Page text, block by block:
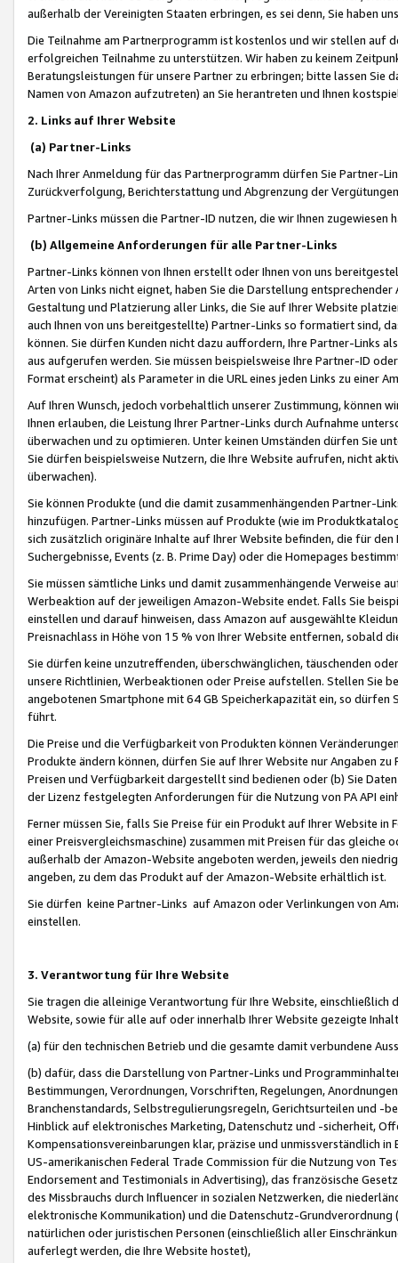
außerhalb der Vereinigten Staaten erbringen, es sei denn, Sie haben
Die Teilnahme am Partnerprogramm ist kostenlos und wir stellen auf
erfolgreichen Teilnahme zu unterstützen. Wir haben zu keinem
Beratungsleistungen für unsere Partner zu erbringen; bitte lassen Sie
Namen von Amazon aufzutreten) an Sie herantreten und Ihnen
2. Links auf Ihrer Website
(a) Partner-Links
Nach Ihrer Anmeldung für das Partnerprogramm dürfen Sie Partner-
Zurückverfolgung, Berichterstattung und Abgrenzung der
Partner-Links müssen die Partner-ID nutzen, die wir Ihnen zugewiesen
(b) Allgemeine Anforderungen für alle Partner-Links
Partner-Links können von Ihnen erstellt oder Ihnen von uns
Arten von Links nicht eignet, haben Sie die Darstellung
Gestaltung und Platzierung aller Links, die Sie auf Ihrer Website
auch Ihnen von uns bereitgestellte) Partner-Links so formatiert sind,
können. Sie dürfen Kunden nicht dazu auffordern, Ihre Partner-Links
aus aufgerufen werden. Sie müssen beispielsweise Ihre Partner-ID
Format erscheint) als Parameter in die URL eines jeden Links zu einer
Auf Ihren Wunsch, jedoch vorbehaltlich unserer Zustimmung, können
Ihnen erlauben, die Leistung Ihrer Partner-Links durch Aufnahme
überwachen und zu optimieren. Unter keinen Umständen dürfen Sie
Sie dürfen beispielsweise Nutzern, die Ihre Website aufrufen, nicht
überwachen).
Sie können Produkte (und die damit zusammenhängenden Partner-
hinzufügen. Partner-Links müssen auf Produkte (wie im
sich zusätzlich originäre Inhalte auf Ihrer Website befinden, die für
Suchergebnisse, Events (z. B. Prime Day) oder die Homepages
Sie müssen sämtliche Links und damit zusammenhängende
Werbeaktion auf der jeweiligen Amazon-Website endet. Falls Sie
einstellen und darauf hinweisen, dass Amazon auf ausgewählte
Preisnachlass in Höhe von 15 % von Ihrer Website entfernen, sobald
Sie dürfen keine unzutreffenden, überschwänglichen, täuschenden
unsere Richtlinien, Werbeaktionen oder Preise aufstellen. Stellen Sie
angebotenen Smartphone mit 64 GB Speicherkapazität ein, so dürfen
führt.
Die Preise und die Verfügbarkeit von Produkten können
Produkte ändern können, dürfen Sie auf Ihrer Website nur Angaben
Preisen und Verfügbarkeit dargestellt sind bedienen oder (b) Sie
der Lizenz festgelegten Anforderungen für die Nutzung von PA API
Ferner müssen Sie, falls Sie Preise für ein Produkt auf Ihrer Website
einer Preisvergleichsmaschine) zusammen mit Preisen für das
außerhalb der Amazon-Website angeboten werden, jeweils den
angeben, zu dem das Produkt auf der Amazon-Website erhältlich ist.
Sie dürfen keine Partner-Links auf Amazon oder Verlinkungen von
einstellen.
3. Verantwortung für Ihre Website
Sie tragen die alleinige Verantwortung für Ihre Website,
Website, sowie für alle auf oder innerhalb Ihrer Website gezeigte
(a) für den technischen Betrieb und die gesamte damit verbundene
(b) dafür, dass die Darstellung von Partner-Links und
Bestimmungen, Verordnungen, Vorschriften, Regelungen,
Branchenstandards, Selbstregulierungsregeln, Gerichtsurteilen und -
Hinblick auf elektronisches Marketing, Datenschutz und -sicherheit,
Kompensationsvereinbarungen klar, präzise und unmissverständlich
US-amerikanischen Federal Trade Commission für die Nutzung von
Endorsement and Testimonials in Advertising), das französische
des Missbrauchs durch Influencer in sozialen Netzwerken, die
elektronische Kommunikation) und die Datenschutz-
natürlichen oder juristischen Personen (einschließlich aller
auferlegt werden, die Ihre Website hostet),